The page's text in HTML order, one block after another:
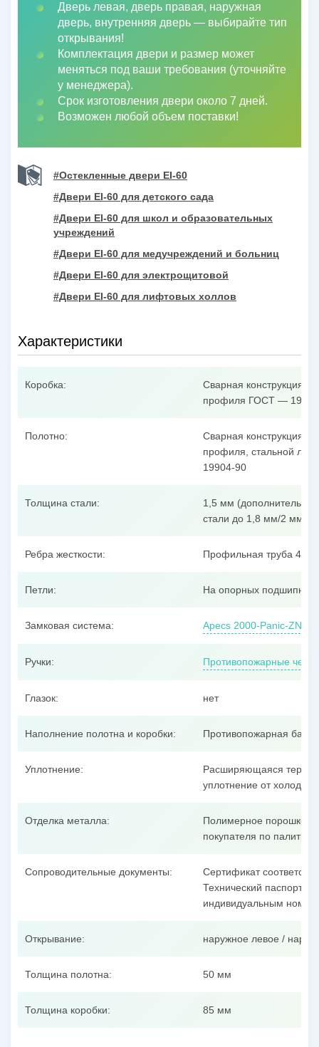
Дверь левая, дверь правая, наружная
дверь, внутренняя дверь — выбирайте тип
открывания!
Комплектация двери и размер может
меняться под ваши требования (уточняйте
у менеджера).
Срок изготовления двери около 7 дней.
Возможен любой объем поставки!
#Остекленные двери EI-60
#Двери EI-60 для детского сада
#Двери EI-60 для школ и образовательных
учреждений
#Двери EI-60 для медучреждений и больниц
#Двери EI-60 для электрощитовой
#Двери EI-60 для лифтовых холлов
Характеристики
Коробка:
Сварная конструкция из
профиля ГОСТ —
Полотно:
Сварная конструкция из
профиля, стальной
19904-90
Толщина стали:
1,5 мм
стали до 1,8 мм/2 мм/3
Ребра жесткости: Профильная труба
Петли: На опорных
Замковая система: Apecs 2000-Panic-ZN,
Ручки: Противопожарные
Глазок: нет
Наполнение полотна и коробки: Противопожарная
Уплотнение:
Расширяющаяся
уплотнение от
Отделка металла:
Полимерное
покупателя по палитре
Сопроводительные документы:
Сертификат
Технический паспорт
индивидуальным
Открывание: наружное левое /
Толщина полотна: 50 мм
Толщина коробки: 85 мм